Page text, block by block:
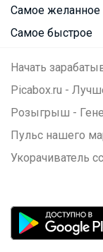
Самое желанное
Самое быстрое
Начать
Picabox.ru -
Розыгрыш -
Пульс нашего
Укорачиватель